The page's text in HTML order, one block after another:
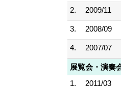
2. 2009/11
3. 2008/09
4. 2007/07
展覧会・演奏
1.
2011/03